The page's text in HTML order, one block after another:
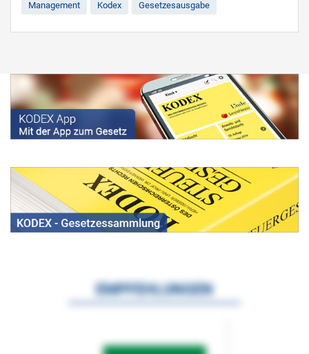
Management Kodex Gesetzesausgabe
EMPFEHLUNGEN